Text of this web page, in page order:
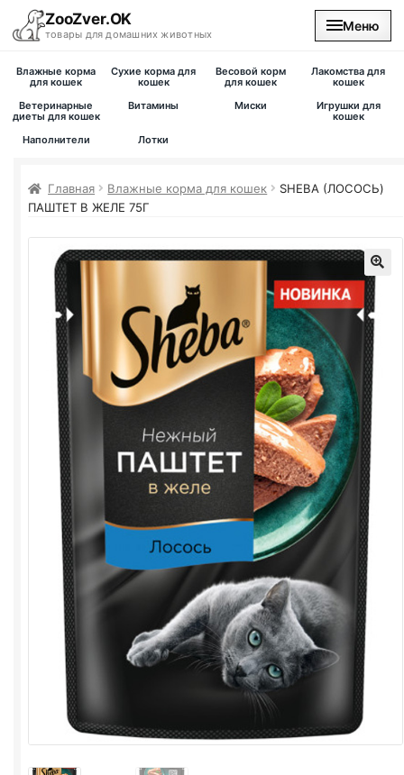
ZooZver.OK
товары для домашних животных
Меню
На главную
Влажные корма
для кошек
Сухие корма для
кошек
Весовой корм
для кошек
Лакомства для
кошек
Ветеринарные
диеты для кошек
Витамины Миски
Игрушки для
кошек
Наполнители
Лотки
Главная Влажные корма для кошек
SHEBA (ЛОСОСЬ)
ПАШТЕТ В ЖЕЛЕ 75Г